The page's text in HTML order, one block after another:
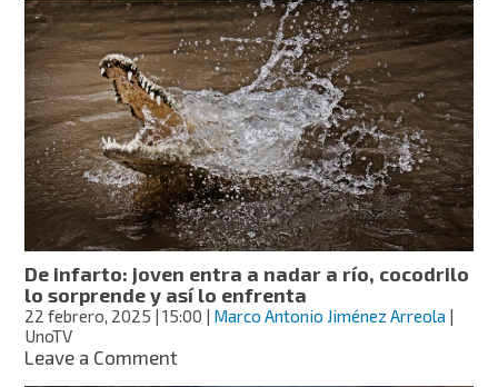
hiere
a
niño
de
8
años
en
Oaxaca
De infarto: joven entra a nadar a río, cocodrilo
lo sorprende y así lo enfrenta
22 febrero, 2025 | 15:00 | Marco Antonio Jiménez Arreola |
UnoTV
Leave a Commenton